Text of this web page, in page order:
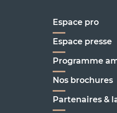
Espace pro
Espace presse
Programme
Nos brochures
Partenaires &